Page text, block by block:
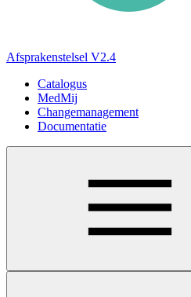
Afsprakenstelsel V2.4
Catalogus
MedMij
Changemanagement
Documentatie